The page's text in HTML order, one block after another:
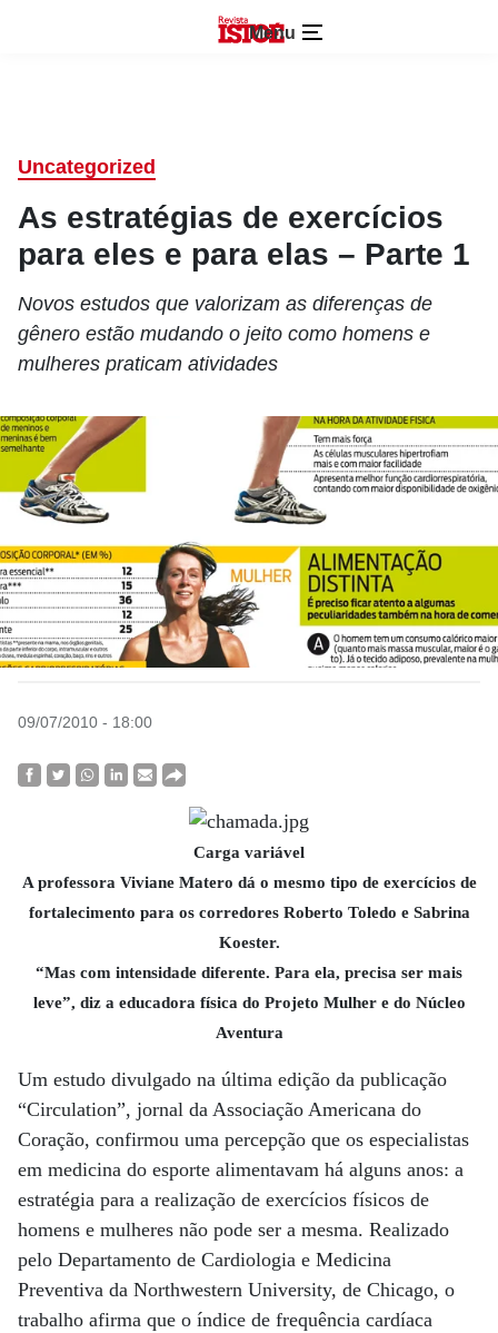
Menu
Uncategorized
As estratégias de exercícios
para eles e para elas – Parte 1
Novos estudos que valorizam as diferenças de
gênero estão mudando o jeito como homens e
mulheres praticam atividades
09/07/2010 - 18:00
Carga variável
A professora Viviane Matero dá o mesmo tipo de exercícios de
fortalecimento para os corredores Roberto Toledo e Sabrina
Koester.
“Mas com intensidade diferente. Para ela, precisa ser mais
leve”, diz a educadora física do Projeto Mulher e do Núcleo
Aventura
Um estudo divulgado na última edição da publicação
“Circulation”, jornal da Associação Americana do
Coração, confirmou uma percepção que os especialistas
em medicina do esporte alimentavam há alguns anos: a
estratégia para a realização de exercícios físicos de
homens e mulheres não pode ser a mesma. Realizado
pelo Departamento de Cardiologia e Medicina
Preventiva da Northwestern University, de Chicago, o
trabalho afirma que o índice de frequência cardíaca